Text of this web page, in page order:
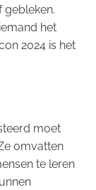
gebleken.
het
2024 is het
moet
omvatten
te leren